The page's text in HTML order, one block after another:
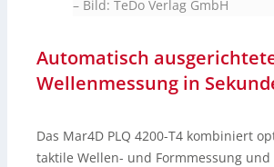
– Bild: TeDo Verlag GmbH
Automatisch
Wellenmessung in
Das Mar4D PLQ 4200-T4 kombiniert
taktile Wellen- und Formmessung